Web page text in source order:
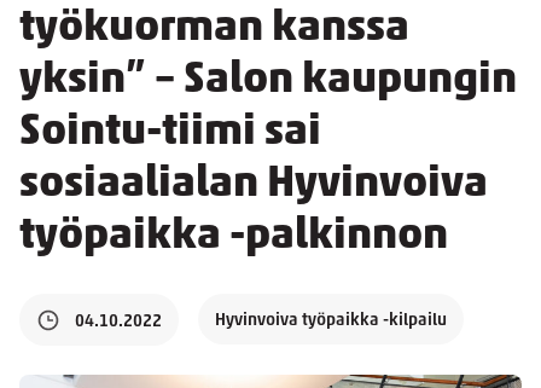
työkuorman kanssa
yksin” – Salon kaupungin
Sointu-tiimi sai
sosiaalialan Hyvinvoiva
työpaikka -palkinnon
04.10.2022 Hyvinvoiva työpaikka -kilpailu